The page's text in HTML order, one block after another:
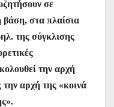
σε
βάση, στα πλαίσια
της σύγκλισης
την αρχή
αρχή της «κοινά